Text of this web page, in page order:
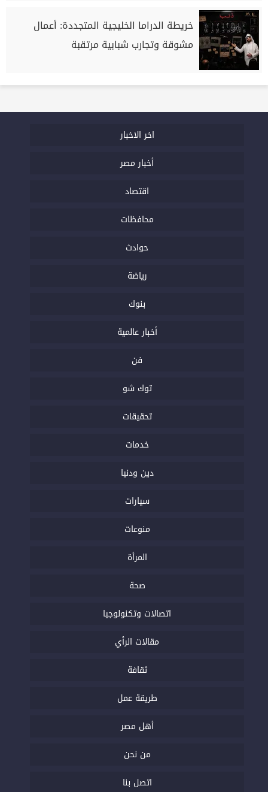
خريطة الدراما الخليجية المتجددة: أعمال
مشوقة وتجارب شبابية مرتقبة
اخر الاخبار
أخبار مصر
اقتصاد
محافظات
حوادث
رياضة
بنوك
أخبار عالمية
فن
توك شو
تحقيقات
خدمات
دين ودنيا
سيارات
منوعات
المرأة
صحة
اتصالات وتكنولوجيا
مقالات الرأي
ثقافة
طريقة عمل
أهل مصر
من نحن
اتصل بنا